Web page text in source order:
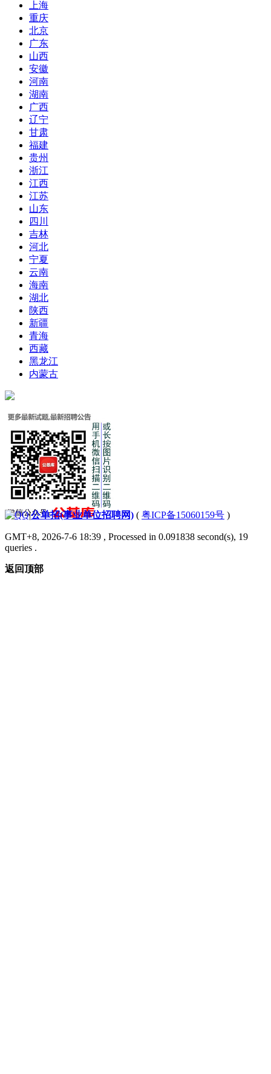
上海
重庆
北京
广东
山西
安徽
河南
湖南
广西
辽宁
甘肃
福建
贵州
浙江
江西
江苏
山东
四川
吉林
河北
宁夏
云南
海南
湖北
陕西
新疆
青海
西藏
黑龙江
内蒙古
|公单招(事业单位招聘网) ( 粤ICP备15060159号 )
GMT+8, 2026-7-6 18:39 , Processed in 0.091838 second(s), 19
queries .
返回顶部